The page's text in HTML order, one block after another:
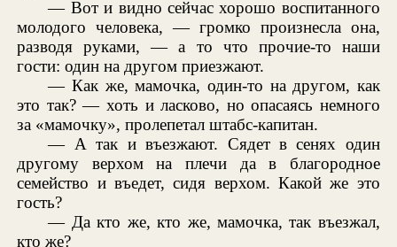
— Вот и видно сейчас хорошо воспитанного
молодого человека, — громко произнесла она,
разводя руками, — а то что прочие-то наши
гости: один на другом приезжают.
— Как же, мамочка, один-то на другом, как
это так? — хоть и ласково, но опасаясь немного
за «мамочку», пролепетал штабс-капитан.
— А так и въезжают. Сядет в сенях один
другому верхом на плечи да в благородное
семейство и въедет, сидя верхом. Какой же это
гость?
— Да кто же, кто же, мамочка, так въезжал,
кто же?